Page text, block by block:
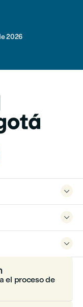
2026



el proceso de